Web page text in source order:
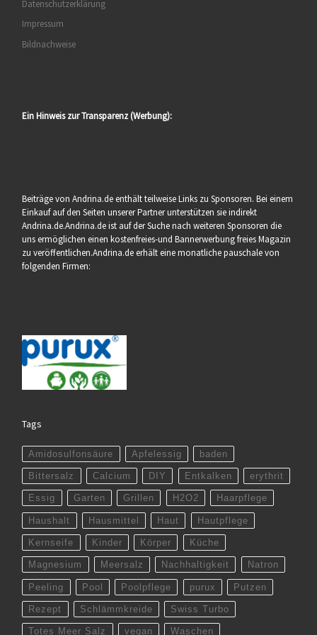
Datenschutzerklärung
Impressum
Bildnachweise
Ein Hinweis zur Transparenz (Werbung):
Beiträge von Andrina.de enthält teilweise Links zu Sponsoren. Bei einem
Einkauf auf den Seiten unserer Partner unterstützen sie indirekt
Andrina.de.Andrina.de ist auf der Suche nach weiteren Sponsoren die
uns ermöglichen einen kostenfreies-und Bannerwerbung freies Magazin
zu veröffentlichen.Andrina.de erhält eine monatliche pauschale von
folgenden Firmen:
Tags
Amidosulfonsäure Apfelessig baden
Bittersalz Calcium DIY Entkalken erythrit
Essig Garten Grillen H2O2 Haarpflege
Haushalt Hausmittel Haut Hautpflege
Kernseife Kinder Körper Küche
Magnesium Meersalz Nachhaltigkeit Natron
Peeling Pool Poolpflege purux Putzen
Rezept Schlämmkreide Swiss Turbo
Totes Meer Salz vegan Waschen